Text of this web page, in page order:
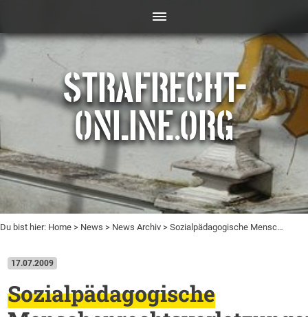
STRAFRECHT-
ONLINE.ORG
Du bist hier: Home > News > News Archiv > Sozialpädagogische Mensc…
17.07.2009
Sozialpädagogische